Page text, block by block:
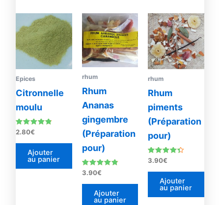
Epices
Citronnelle
moulu
Note
4.63
sur 5
2.80€
Ajouter
au panier
rhum
Rhum
Ananas
gingembre
(Préparation
pour)
Note
4.67
sur 5
3.90€
Ajouter
au panier
rhum
Rhum
piments
(Préparation
pour)
Note
4.18
sur 5
3.90€
Ajouter
au panier